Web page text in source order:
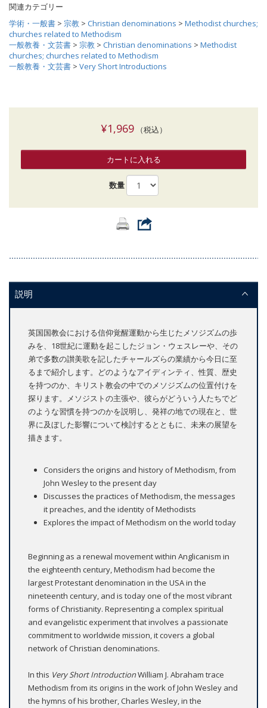
関連カテゴリー
学術・一般書 > 宗教 > Christian denominations > Methodist churches;
churches related to Methodism
一般教養・文芸書 > 宗教 > Christian denominations > Methodist
churches; churches related to Methodism
一般教養・文芸書 > Very Short Introductions
¥1,969（税込）
カートに入れる
数量
説明
英国国教会における信仰覚醒運動から生じたメソジズムの歩
みを、18世紀に運動を起こしたジョン・ウェスレーや、その
弟で多数の讃美歌を記したチャールズらの業績から今日に至
るまで紹介します。どのようなアイディンティ、性質、歴史
を持つのか、キリスト教会の中でのメソジズムの位置付けを
探ります。メソジストの主張や、彼らがどういう人たちでど
のような習慣を持つのかを説明し、発祥の地での現在と、世
界に及ぼした影響について検討するとともに、未来の展望を
描きます。
Considers the origins and history of Methodism, from
John Wesley to the present day
Discusses the practices of Methodism, the messages
it preaches, and the identity of Methodists
Explores the impact of Methodism on the world today
Beginning as a renewal movement within Anglicanism in
the eighteenth century, Methodism had become the
largest Protestant denomination in the USA in the
nineteenth century, and is today one of the most vibrant
forms of Christianity. Representing a complex spiritual
and evangelistic experiment that involves a passionate
commitment to worldwide mission, it covers a global
network of Christian denominations.
In this Very Short IntroductionWilliam J. Abraham trace
Methodism from its origins in the work of John Wesley and
the hymns of his brother, Charles Wesley, in the